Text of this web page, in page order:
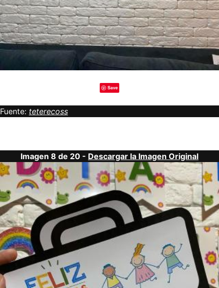
Save
Fuente: teterecoss
Imagen 8 de 20 - Descargar la Imagen Original